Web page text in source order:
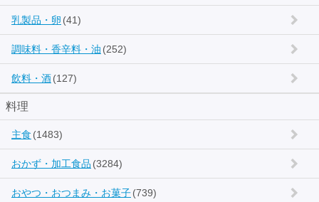
乳製品・卵 (41)
調味料・香辛料・油 (252)
飲料・酒(127)
料理
主食 (1483)
おかず・加工食品 (3284)
おやつ・おつまみ・お菓子(739)